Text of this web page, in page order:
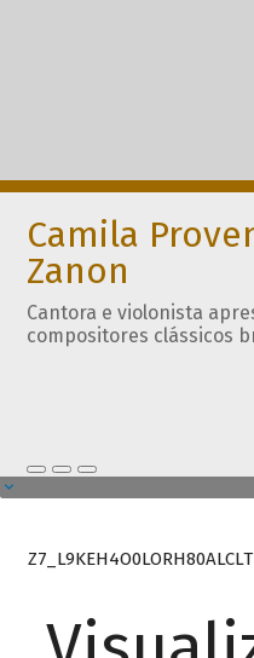
Camila
Zanon
Cantora e violonista
compositores clássicos